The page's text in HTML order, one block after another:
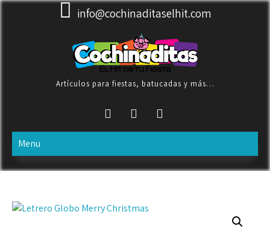
Skip
info@cochinaditaselhit.com
Artículos para fiestas, batucadas y más…
Menu